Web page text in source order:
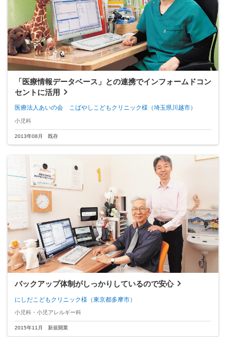
「医療情報データベース」との連携でインフォームドコン
セントに活用
医療法人あいの会 こばやしこどもクリニック様 （埼玉県川越市）
小児科
2013年08月 既存
バックアップ体制がしっかりしているので安心
にしだこどもクリニック様 （東京都多摩市）
小児科・小児アレルギー科
2015年11月 新規開業